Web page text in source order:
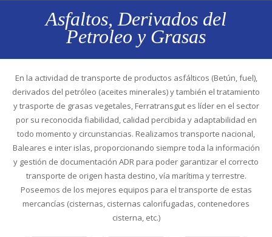
Asfaltos, Derivados del
Petroleo y Grasas
En la actividad de transporte de productos asfálticos (Betún, fuel),
derivados del petróleo (aceites minerales) y también el tratamiento
y trasporte de grasas vegetales, Ferratransgut es líder en el sector
por su reconocida fiabilidad, calidad percibida y adaptabilidad en
todo momento y circunstancias. Realizamos transporte nacional,
Baleares e inter islas, proporcionando siempre toda la información
y gestión de documentación ADR para poder garantizar el correcto
transporte de origen hasta destino, vía marítima y terrestre.
Poseemos de los mejores equipos para el transporte de estas
mercancías (cisternas, cisternas calorifugadas, contenedores
cisterna, etc.)